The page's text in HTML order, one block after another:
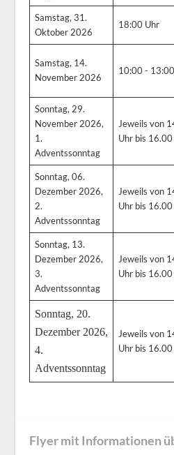
Samstag, 31.
Oktober 2026
18:00 Uhr
Samstag, 14.
November 2026
10:00 -
Sonntag, 29.
November 2026,
1.
Adventssonntag
Jeweils von
Uhr bis
Sonntag, 06.
Dezember 2026,
2.
Adventssonntag
Jeweils von
Uhr bis
Sonntag, 13.
Dezember 2026,
3.
Adventssonntag
Jeweils von
Uhr bis
Sonntag, 20.
Dezember 2026,
4.
Adventssonntag
Jeweils von
Uhr bis
Flyer mit Informationen